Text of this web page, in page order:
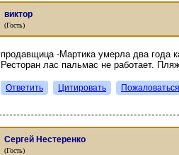
виктор
(Гость)
продавщица -Мартика умерла два года
Ресторан лас пальмас не работает.
Ответить Цитировать Пожаловаться
Сергей Нестеренко
(Гость)